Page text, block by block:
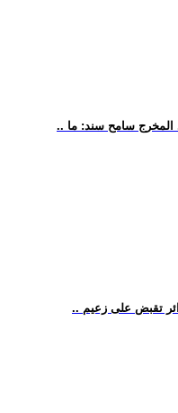
المخرج سامح سند: ما
تقبض على زعيم